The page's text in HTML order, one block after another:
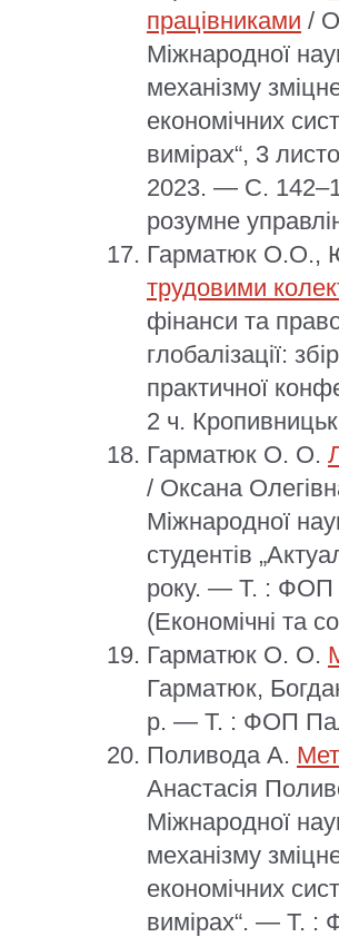
працівниками /
Міжнародної
механізму
економічних
вимірах“, 3
2023. — С.
розумне
Гарматюк О.О.,
трудовими
фінанси та
глобалізації:
практичної
2 ч.
Гарматюк О. О.
/ Оксана
Міжнародної
студентів
року. — Т. :
(Економічні та
Гарматюк О. О.
Гарматюк,
р. — Т. : ФОП
Поливода А.
Анастасія
Міжнародної
механізму
економічних
вимірах“. — Т.